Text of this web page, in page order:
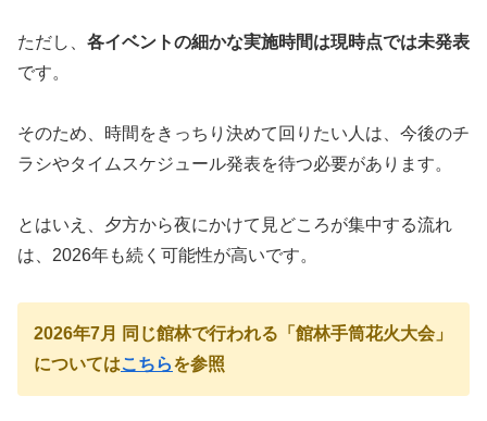
ただし、 各イベントの細かな実施時間は現時点では未発表
です。
そのため、時間をきっちり決めて回りたい人は、今後のチ
ラシやタイムスケジュール発表を待つ必要があります。
とはいえ、夕方から夜にかけて見どころが集中する流れ
は、2026年も続く可能性が高いです。
2026年7月 同じ館林で行われる「館林手筒花火大会」
についてはこちらを参照